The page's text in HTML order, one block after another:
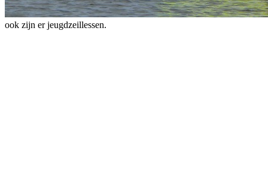
ook zijn er jeugdzeillessen.